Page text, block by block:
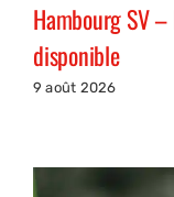
Hambourg SV –
disponible
9 août 2026